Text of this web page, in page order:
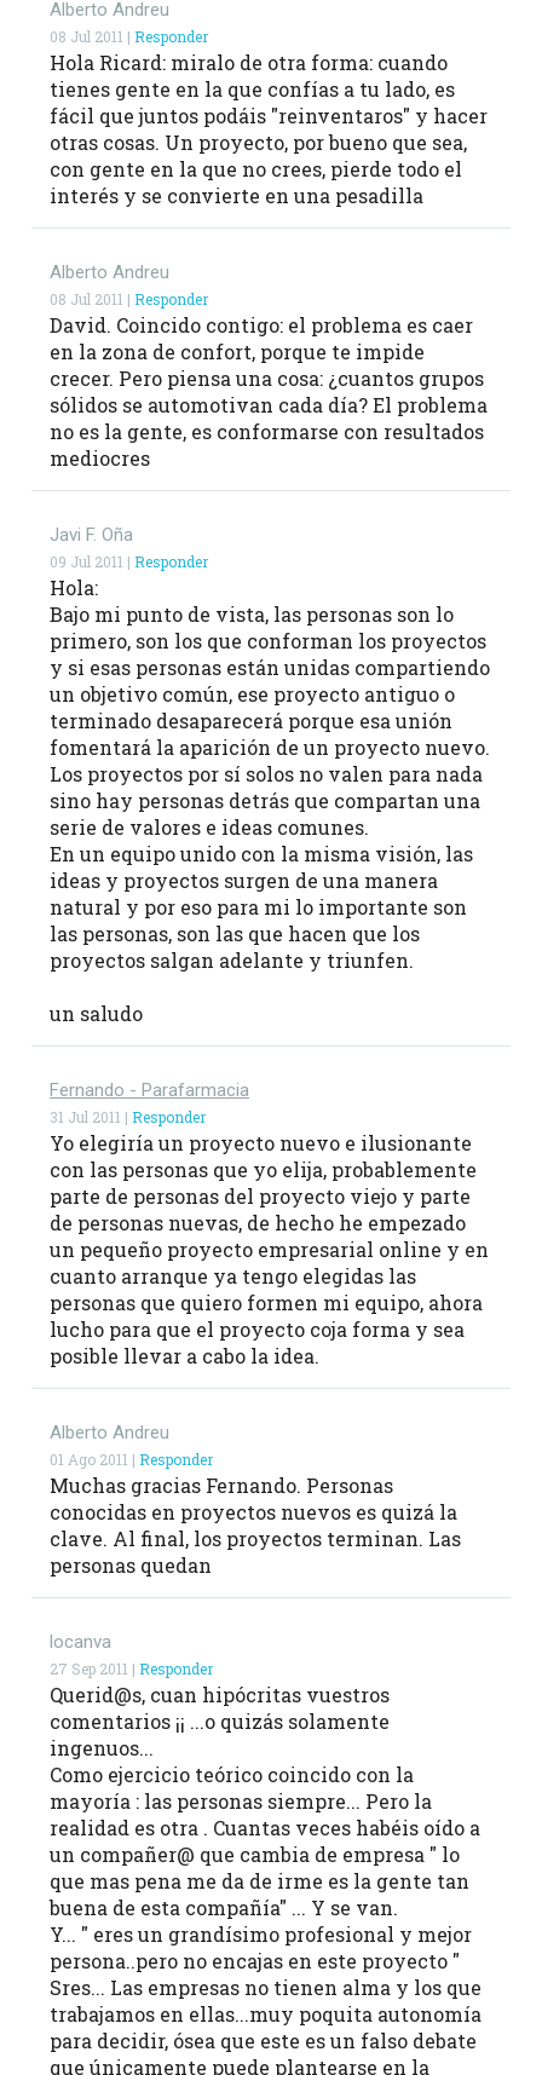
Alberto Andreu
08 Jul 2011 | Responder
Hola Ricard: miralo de otra forma: cuando
tienes gente en la que confías a tu lado, es
fácil que juntos podáis "reinventaros" y hacer
otras cosas. Un proyecto, por bueno que sea,
con gente en la que no crees, pierde todo el
interés y se convierte en una pesadilla
Alberto Andreu
08 Jul 2011 | Responder
David. Coincido contigo: el problema es caer
en la zona de confort, porque te impide
crecer. Pero piensa una cosa: ¿cuantos grupos
sólidos se automotivan cada día? El problema
no es la gente, es conformarse con resultados
mediocres
Javi F. Oña
09 Jul 2011 | Responder
Hola:
Bajo mi punto de vista, las personas son lo
primero, son los que conforman los proyectos
y si esas personas están unidas compartiendo
un objetivo común, ese proyecto antiguo o
terminado desaparecerá porque esa unión
fomentará la aparición de un proyecto nuevo.
Los proyectos por sí solos no valen para nada
sino hay personas detrás que compartan una
serie de valores e ideas comunes.
En un equipo unido con la misma visión, las
ideas y proyectos surgen de una manera
natural y por eso para mi lo importante son
las personas, son las que hacen que los
proyectos salgan adelante y triunfen.
un saludo
Fernando - Parafarmacia
31 Jul 2011 | Responder
Yo elegiría un proyecto nuevo e ilusionante
con las personas que yo elija, probablemente
parte de personas del proyecto viejo y parte
de personas nuevas, de hecho he empezado
un pequeño proyecto empresarial online y en
cuanto arranque ya tengo elegidas las
personas que quiero formen mi equipo, ahora
lucho para que el proyecto coja forma y sea
posible llevar a cabo la idea.
Alberto Andreu
01 Ago 2011 | Responder
Muchas gracias Fernando. Personas
conocidas en proyectos nuevos es quizá la
clave. Al final, los proyectos terminan. Las
personas quedan
locanva
27 Sep 2011 | Responder
Querid@s, cuan hipócritas vuestros
comentarios ¡¡ ...o quizás solamente
ingenuos...
Como ejercicio teórico coincido con la
mayoría : las personas siempre... Pero la
realidad es otra . Cuantas veces habéis oído a
un compañer@ que cambia de empresa " lo
que mas pena me da de irme es la gente tan
buena de esta compañía" ... Y se van.
Y... " eres un grandísimo profesional y mejor
persona..pero no encajas en este proyecto "
Sres... Las empresas no tienen alma y los que
trabajamos en ellas...muy poquita autonomía
para decidir, ósea que este es un falso debate
que únicamente puede plantearse en la